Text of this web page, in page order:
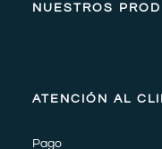
NUESTROS
ATENCIÓN AL
Pago